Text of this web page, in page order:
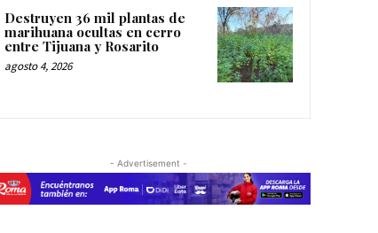
Destruyen 36 mil plantas de
marihuana ocultas en cerro
entre Tijuana y Rosarito
agosto 4, 2026
- Advertisement -